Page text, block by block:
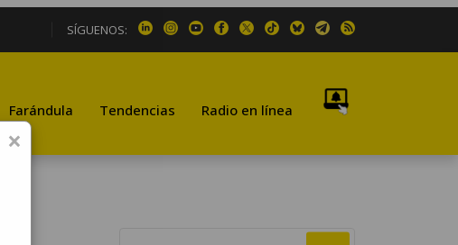
SÍGUENOS:
Farándula Tendencias Radio en línea
×